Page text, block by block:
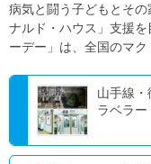
病気と闘う子どもとそ
ナルド・ハウス」支援
ーデー」は、全国のマク
山手線・
ラベラー